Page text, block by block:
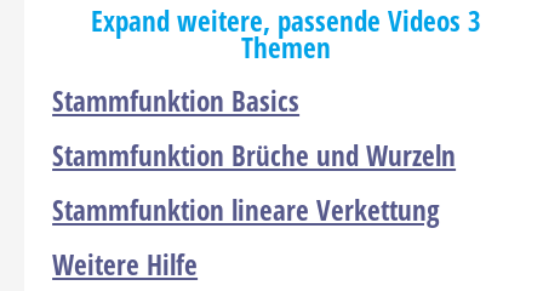
Expandweitere, passende Videos3
Themen
Stammfunktion Basics
Stammfunktion Brüche und Wurzeln
Stammfunktion lineare Verkettung
Weitere Hilfe